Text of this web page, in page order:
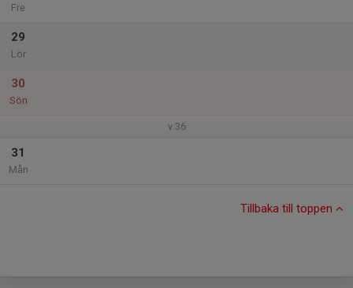
Fre
29
Lör
30
Sön
v.36
31
Mån
Tillbaka till toppen